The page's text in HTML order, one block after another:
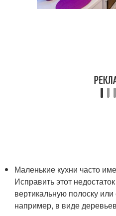
Маленькие кухни часто
Исправить этот
вертикальную полоску
например, в виде